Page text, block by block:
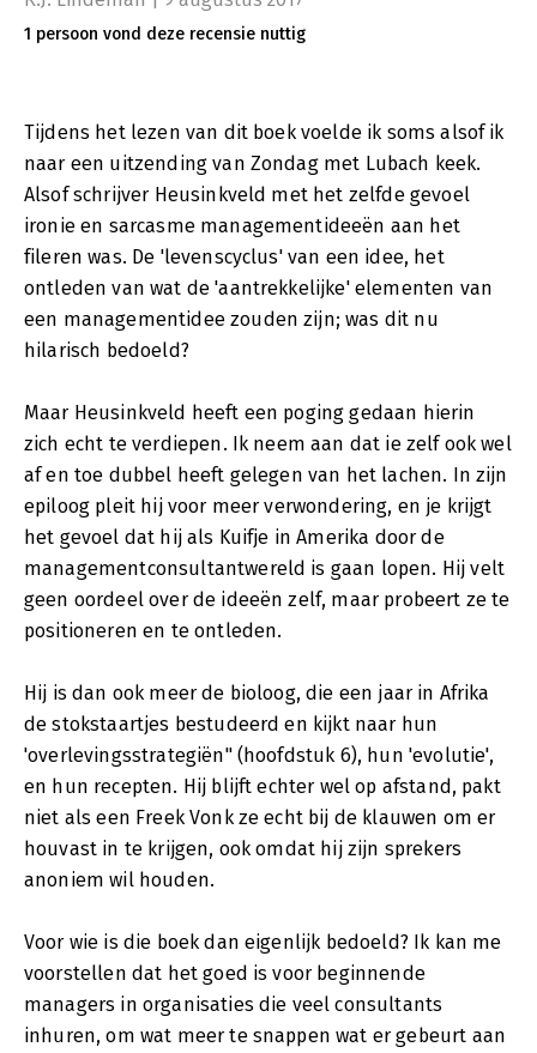
1 persoon vond deze recensie nuttig
Tijdens het lezen van dit boek voelde ik soms alsof ik
naar een uitzending van Zondag met Lubach keek.
Alsof schrijver Heusinkveld met het zelfde gevoel
ironie en sarcasme managementideeën aan het
fileren was. De 'levenscyclus' van een idee, het
ontleden van wat de 'aantrekkelijke' elementen van
een managementidee zouden zijn; was dit nu
hilarisch bedoeld?
Maar Heusinkveld heeft een poging gedaan hierin
zich echt te verdiepen. Ik neem aan dat ie zelf ook wel
af en toe dubbel heeft gelegen van het lachen. In zijn
epiloog pleit hij voor meer verwondering, en je krijgt
het gevoel dat hij als Kuifje in Amerika door de
managementconsultantwereld is gaan lopen. Hij velt
geen oordeel over de ideeën zelf, maar probeert ze te
positioneren en te ontleden.
Hij is dan ook meer de bioloog, die een jaar in Afrika
de stokstaartjes bestudeerd en kijkt naar hun
'overlevingsstrategiën" (hoofdstuk 6), hun 'evolutie',
en hun recepten. Hij blijft echter wel op afstand, pakt
niet als een Freek Vonk ze echt bij de klauwen om er
houvast in te krijgen, ook omdat hij zijn sprekers
anoniem wil houden.
Voor wie is die boek dan eigenlijk bedoeld? Ik kan me
voorstellen dat het goed is voor beginnende
managers in organisaties die veel consultants
inhuren, om wat meer te snappen wat er gebeurt aan